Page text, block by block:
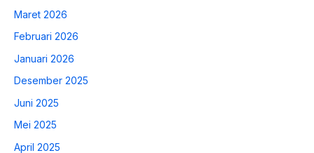
Maret 2026
Februari 2026
Januari 2026
Desember 2025
Juni 2025
Mei 2025
April 2025